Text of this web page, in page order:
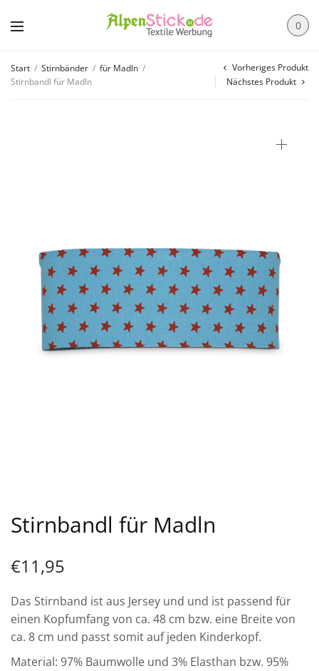
0
Start / Stirnbänder / für Madln /
Stirnbandl für Madln
Vorheriges Produkt
Nächstes Produkt
Stirnbandl für Madln
€11,95
Das Stirnband ist aus Jersey und und ist passend für
einen Kopfumfang von ca. 48 cm bzw. eine Breite von
ca. 8 cm und passt somit auf jeden Kinderkopf.
Material: 97% Baumwolle und 3% Elasthan bzw. 95%